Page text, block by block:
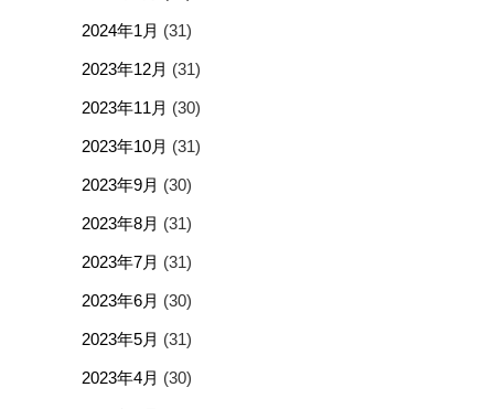
2024年1月 (31)
2023年12月 (31)
2023年11月 (30)
2023年10月 (31)
2023年9月 (30)
2023年8月 (31)
2023年7月 (31)
2023年6月 (30)
2023年5月 (31)
2023年4月 (30)